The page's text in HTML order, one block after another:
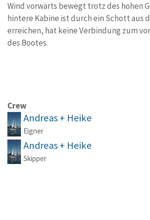
Wind vorwärts bewegt trotz des hohen
hintere Kabine ist durch ein Schott aus
erreichen, hat keine Verbindung zum
des Bootes.
Crew
Andreas + Heike
Eigner
Andreas + Heike
Skipper